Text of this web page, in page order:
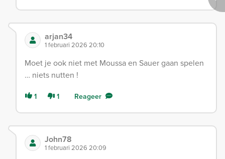
arjan34
1 februari 2026 20:10
Moet je ook niet met Moussa en Sauer gaan spelen
… niets nutten !
1 1 Reageer
John78
1 februari 2026 20:09